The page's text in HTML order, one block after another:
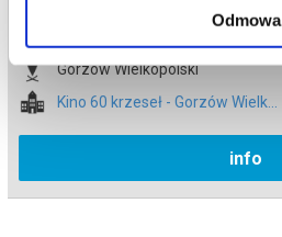
Odmowa
Gorzów Wielkopolski
Kino 60 krzeseł - Gorzów Wielk...
info